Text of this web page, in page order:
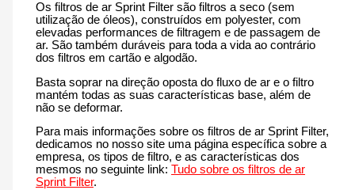
Os filtros de ar Sprint Filter são filtros a seco (sem
utilização de óleos), construídos em polyester, com
elevadas performances de filtragem e de passagem de
ar. São também duráveis para toda a vida ao contrário
dos filtros em cartão e algodão.
Basta soprar na direção oposta do fluxo de ar e o filtro
mantém todas as suas características base, além de
não se deformar.
Para mais informações sobre os filtros de ar Sprint Filter,
dedicamos no nosso site uma página específica sobre a
empresa, os tipos de filtro, e as características dos
mesmos no seguinte link:Tudo sobre os filtros de ar
Sprint Filter.